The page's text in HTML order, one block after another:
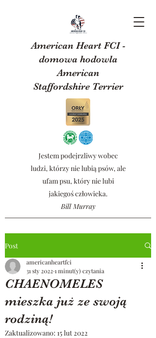
American Heart FCI -
domowa hodowla
American
Staffordshire Terrier
Jestem podejrzliwy wobec
ludzi, którzy nie lubią psów, ale
ufam psu, który nie lubi
jakiegoś człowieka.
Bill Murray
Post
CHAENOMELES
mieszka już ze swoją
rodziną!
americanheartfci
31 sty 2022 1 minut(y) czytania
Zaktualizowano: 15 lut 2022